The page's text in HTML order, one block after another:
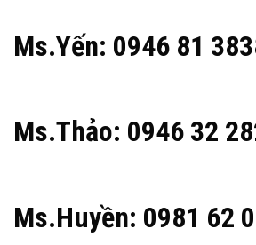
Ms.Yến: 0946 81
Ms.Thảo: 0946 32
Ms.Huyền: 0981 62